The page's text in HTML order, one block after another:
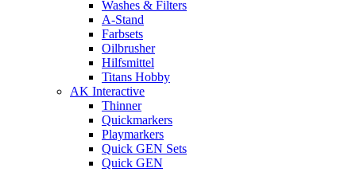
Washes & Filters
A-Stand
Farbsets
Oilbrusher
Hilfsmittel
Titans Hobby
AK Interactive
Thinner
Quickmarkers
Playmarkers
Quick GEN Sets
Quick GEN